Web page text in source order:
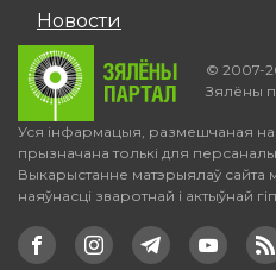
Новости
© 2007-
Зялёны
Уся інфармацыя, размешчаная
прызначана толькі для
Выкарыстанне матэрыялаў сайта
наяўнасці зваротнай і актыўнай